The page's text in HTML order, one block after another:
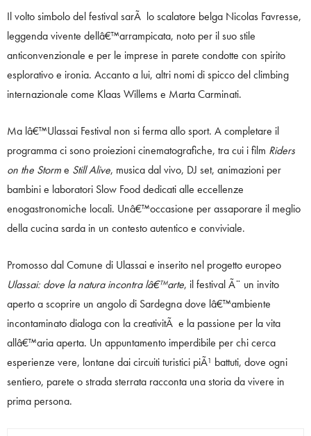
Il volto simbolo del festival sarÃ lo scalatore belga Nicolas Favresse,
leggenda vivente dellâ€™arrampicata, noto per il suo stile
anticonvenzionale e per le imprese in parete condotte con spirito
esplorativo e ironia. Accanto a lui, altri nomi di spicco del climbing
internazionale come Klaas Willems e Marta Carminati.
Ma lâ€™Ulassai Festival non si ferma allo sport. A completare il
programma ci sono proiezioni cinematografiche, tra cui i film Riders
on the Storme Still Alive, musica dal vivo, DJ set, animazioni per
bambini e laboratori Slow Food dedicati alle eccellenze
enogastronomiche locali. Unâ€™occasione per assaporare il meglio
della cucina sarda in un contesto autentico e conviviale.
Promosso dal Comune di Ulassai e inserito nel progetto europeo
Ulassai: dove la natura incontra lâ€™arte, il festival Ã¨ un invito
aperto a scoprire un angolo di Sardegna dove lâ€™ambiente
incontaminato dialoga con la creativitÃ e la passione per la vita
allâ€™aria aperta. Un appuntamento imperdibile per chi cerca
esperienze vere, lontane dai circuiti turistici piÃ¹ battuti, dove ogni
sentiero, parete o strada sterrata racconta una storia da vivere in
prima persona.